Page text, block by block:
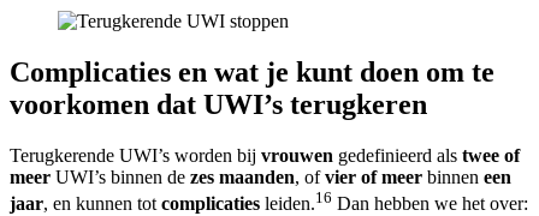
Complicaties en wat je kunt doen om te
voorkomen dat UWI’s terugkeren
Terugkerende UWI’s worden bij vrouwen gedefinieerd als twee of
meer UWI’s binnen de zes maanden, ofvier of meer binnen een
jaar, en kunnen tot complicaties leiden.16 Dan hebben we het over: